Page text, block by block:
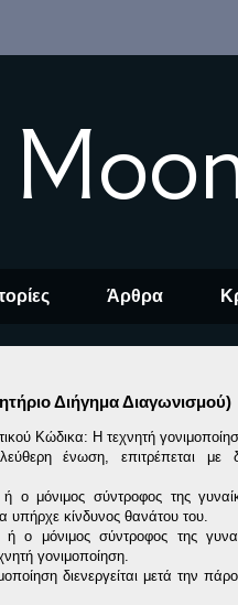
Άρθρα
Διήγημα Διαγωνισμού)
Κώδικα: Η τεχνητή
ένωση, επιτρέπεται με
ο μόνιμος σύντροφος της
υπήρχε κίνδυνος θανάτου του.
ο μόνιμος σύντροφος της
γονιμοποίηση.
διενεργείται μετά την